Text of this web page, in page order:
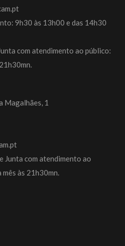
9h30 às 13h00 e das 14h30
com atendimento ao público:
Magalhães, 1
Junta com atendimento ao
mês às 21h30mn.